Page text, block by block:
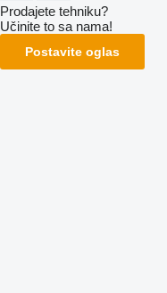
Prodajete tehniku?
Učinite to sa nama!
Postavite oglas